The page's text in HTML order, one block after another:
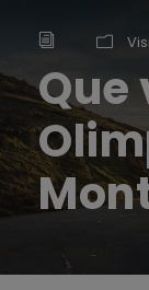
Que